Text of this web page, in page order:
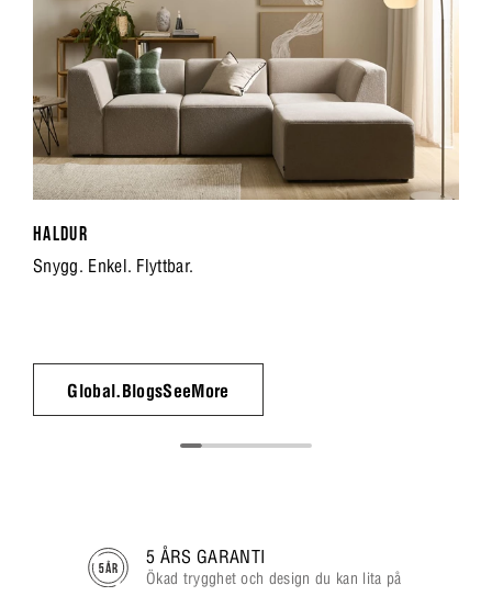
HALDUR
Snygg. Enkel. Flyttbar.
Global.BlogsSeeMore
5 ÅRS GARANTI
Ökad trygghet och design du kan lita på